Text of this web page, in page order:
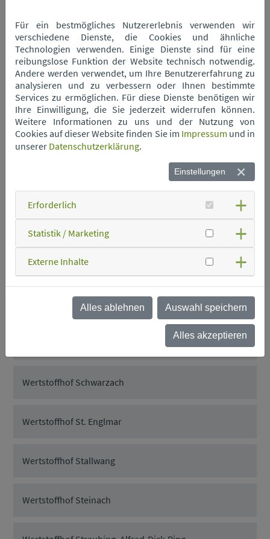
Wertstoffhof Neukirchen
Wertstoffhof Niederwinkling
Wertstoffhof Oberschneiding
Wertstoffhof Parkstetten
Wertstoffhof Rattenberg
Wertstoffhof Rattiszell
Wertstoffhof Schwarzach
Wertstoffhof St. Englmar
Wertstoffhof Stallwang
Wertstoffhof Steinach
Für ein bestmögliches Nutzererlebnis verwenden wir
verschiedene Dienste, die Cookies und ähnliche
Technologien verwenden. Einige Dienste sind für eine
reibungslose Funktion der Website technisch notwendig.
Andere werden verwendet, um Ihre Benutzererfahrung zu
analysieren und zu verbessern oder Ihnen bestimmte
Services zu ermöglichen. Für diese Dienste benötigen wir
Ihre Einwilligung, die Sie jederzeit widerrufen können.
Weitere Informationen zu uns und der Nutzung von
Cookies auf dieser Website finden Sie im Impressum und in
unserer Datenschutzerklärung.
Einstellungen
Erforderlich
Statistik / Marketing
Externe Inhalte
Alles ablehnen Auswahl speichern
Alles akzeptieren